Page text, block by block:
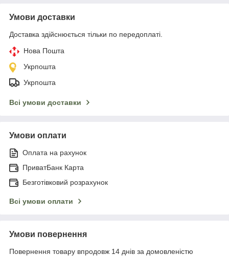
Умови доставки
Доставка здійснюється тільки по передоплаті.
Нова Пошта
Укрпошта
Укрпошта
Всі умови доставки
Умови оплати
Оплата на рахунок
ПриватБанк Карта
Безготівковий розрахунок
Всі умови оплати
Умови повернення
Повернення товару впродовж 14 днів за домовленістю